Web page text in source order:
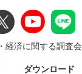
経済に関する調査会
ダウンロード